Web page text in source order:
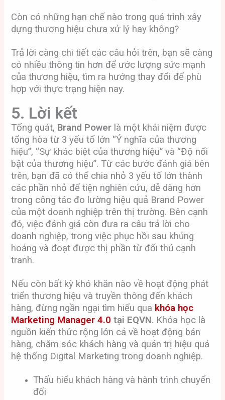
Còn có những hạn chế nào trong quá trình xây
dựng thương hiệu chưa xử lý hay không?
Trả lời càng chi tiết các câu hỏi trên, bạn sẽ càng
có nhiều thông tin hơn để ước lượng sức mạnh
của thương hiệu, tìm ra hướng thay đổi để phù
hợp với thực trạng hiện nay.
5. Lời kết
Tổng quát, Brand Power là một khái niệm được
tổng hòa từ 3 yếu tố lớn “Ý nghĩa của thương
hiệu”, “Sự khác biệt của thương hiệu” và “Độ nổi
bật của thương hiệu”. Từ các bước đánh giá bên
trên, bạn đã có thể chia nhỏ 3 yếu tố lớn thành
các phần nhỏ để tiện nghiên cứu, dễ dàng hơn
trong công tác đo lường hiệu quả Brand Power
của một doanh nghiệp trên thị trường. Bên cạnh
đó, việc đánh giá còn đưa ra câu trả lời cho
doanh nghiệp, trong việc phục hồi sau khủng
hoảng và đoạt được thị phần từ đối thủ cạnh
tranh.
Nếu còn bất kỳ khó khăn nào về hoạt động phát
triển thương hiệu và truyền thông đến khách
hàng, đừng ngần ngại tìm hiểu qua khóa học
Marketing Manager 4.0 tại EQVN. Khóa học là
nguồn kiến thức rộng lớn cả về hoạt động bán
hàng, chăm sóc khách hàng và quản trị hiệu quả
hệ thống Digital Marketing trong doanh nghiệp.
Thấu hiểu khách hàng và hành trình chuyển
đổi